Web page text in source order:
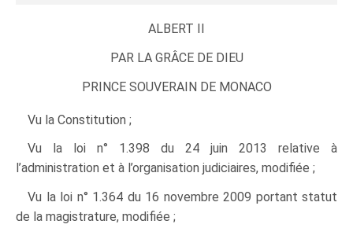
ALBERT II
PAR LA GRÂCE DE DIEU
PRINCE SOUVERAIN DE MONACO
Vu la Constitution ;
Vu la loi n° 1.398 du 24 juin 2013 relative à
l’administration et à l’organisation judiciaires, modifiée ;
Vu la loi n° 1.364 du 16 novembre 2009 portant statut
de la magistrature, modifiée ;